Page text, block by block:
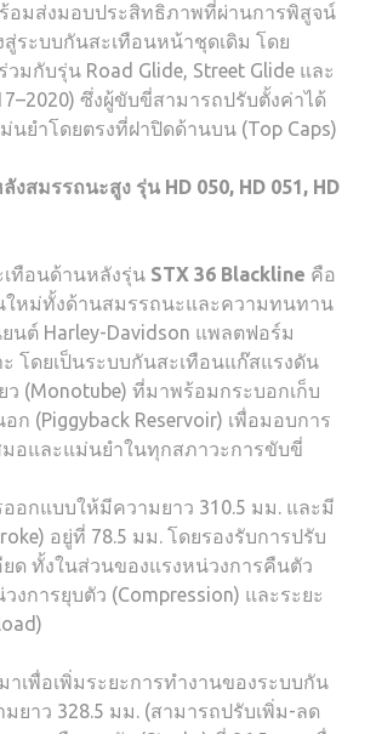
อมส่งมอบประสิทธิภาพที่ผ่านการพิสูจน์
ระบบกันสะเทือนหน้าชุดเดิม โดย
มกับรุ่น Road Glide, Street Glide และ
ซึ่งผู้ขับขี่สามารถปรับตั้งค่าได้
นยำโดยตรงที่ฝาปิดด้านบน (Top Caps)
งสมรรถนะสูง รุ่น HD 050, HD 051, HD
ทือนด้านหลังรุ่น STX 36 Blackline คือ
ใหม่ทั้งด้านสมรรถนะและความทนทาน
นต์ Harley-Davidson แพลตฟอร์ม
ะ โดยเป็นระบบกันสะเทือนแก๊สแรงดัน
ว (Monotube) ที่มาพร้อมกระบอกเก็บ
ก (Piggyback Reservoir) เพื่อมอบการ
อและแม่นยำในทุกสภาวะการขับขี่
อกแบบให้มีความยาว 310.5 มม. และมี
อยู่ที่ 78.5 มม. โดยรองรับการปรับ
ยด ทั้งในส่วนของแรงหน่วงการคืนตัว
งการยุบตัว (Compression) และระยะ
าเพื่อเพิ่มระยะการทำงานของระบบกัน
ยาว 328.5 มม. (สามารถปรับเพิ่ม-ลด